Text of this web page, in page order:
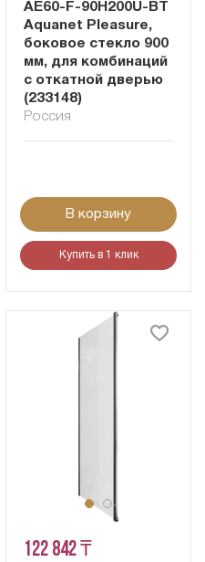
AE60-F-90H200U-BT
Aquanet Pleasure,
боковое стекло 900
мм, для комбинаций
с откатной дверью
(233148)
Россия
В корзину
Купить в 1 клик
122 842 ₸